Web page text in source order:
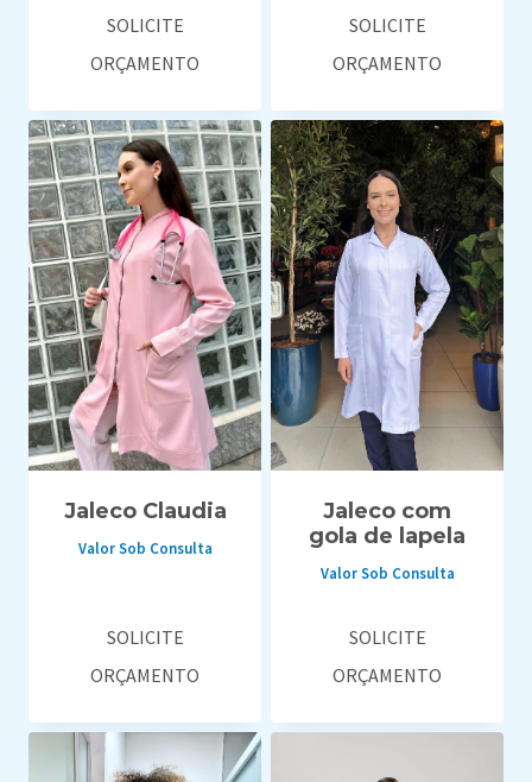
SOLICITE
ORÇAMENTO
SOLICITE
ORÇAMENTO
Jaleco Claudia
Valor Sob Consulta
SOLICITE
ORÇAMENTO
Jaleco com
gola de lapela
Valor Sob Consulta
SOLICITE
ORÇAMENTO